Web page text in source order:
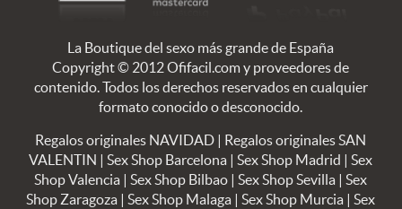
La Boutique del sexo más grande de España
Copyright © 2012 Ofifacil.com y proveedores de
contenido. Todos los derechos reservados en cualquier
formato conocido o desconocido.
Regalos originales NAVIDAD | Regalos originales SAN
VALENTIN |Sex Shop Barcelona |Sex Shop Madrid |Sex
Shop Valencia |Sex Shop Bilbao |Sex Shop Sevilla |Sex
Shop Zaragoza |Sex Shop Malaga |Sex Shop Murcia |Sex